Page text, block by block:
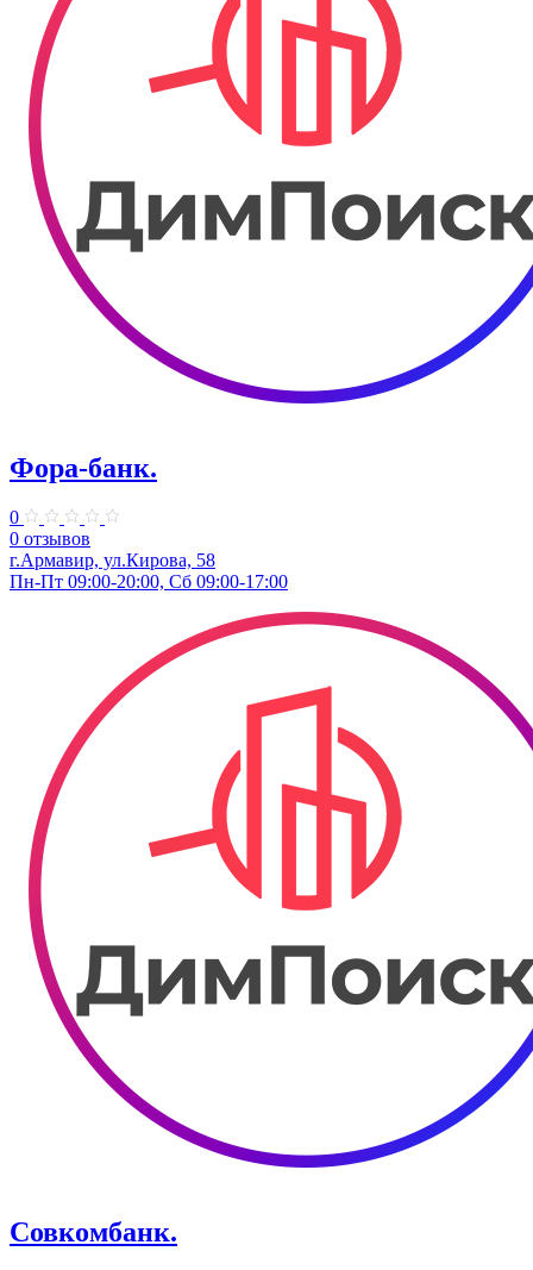
Фора-банк.
0
0 отзывов
г.Армавир, ул.Кирова, 58
Пн-Пт 09:00-20:00, Сб 09:00-17:00
Совкомбанк.